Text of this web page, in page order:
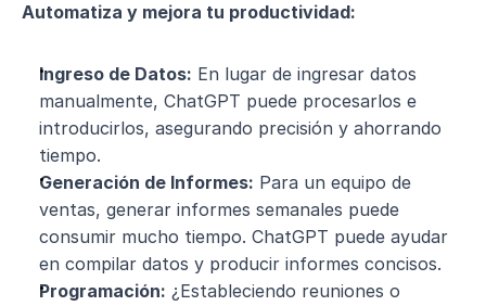
Automatiza y mejora tu productividad:
Ingreso de Datos: En lugar de ingresar datos
manualmente, ChatGPT puede procesarlos e
introducirlos, asegurando precisión y ahorrando
tiempo.
Generación de Informes: Para un equipo de
ventas, generar informes semanales puede
consumir mucho tiempo. ChatGPT puede ayudar
en compilar datos y producir informes concisos.
Programación: ¿Estableciendo reuniones o